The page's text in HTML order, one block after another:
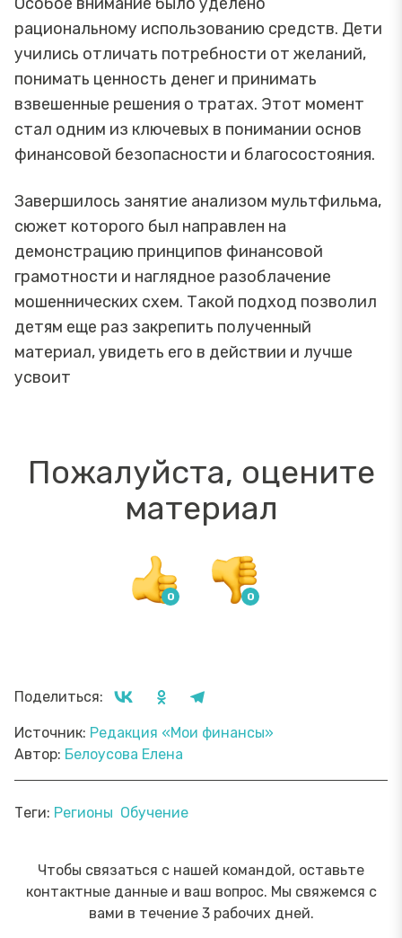
рациональному использованию средств. Дети
учились отличать потребности от желаний,
понимать ценность денег и принимать
взвешенные решения о тратах. Этот момент
стал одним из ключевых в понимании основ
финансовой безопасности и благосостояния.
Завершилось занятие анализом мультфильма,
сюжет которого был направлен на
демонстрацию принципов финансовой
грамотности и наглядное разоблачение
мошеннических схем. Такой подход позволил
детям еще раз закрепить полученный
материал, увидеть его в действии и лучше
усвоит
Пожалуйста, оцените
материал
Поделиться:
Источник: Редакция «Мои финансы»
Автор: Белоусова Елена
Теги: Регионы Обучение
Чтобы связаться с нашей командой, оставьте
контактные данные и ваш вопрос. Мы свяжемся с
вами в течение 3 рабочих дней.